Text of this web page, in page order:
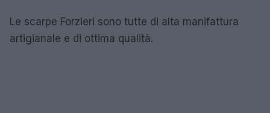
Le scarpe Forzieri sono tutte di alta manifattura
artigianale e di ottima qualità.